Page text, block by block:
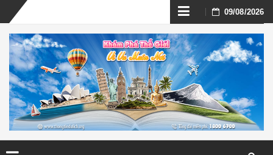
Skip
to
content
09/08/2026